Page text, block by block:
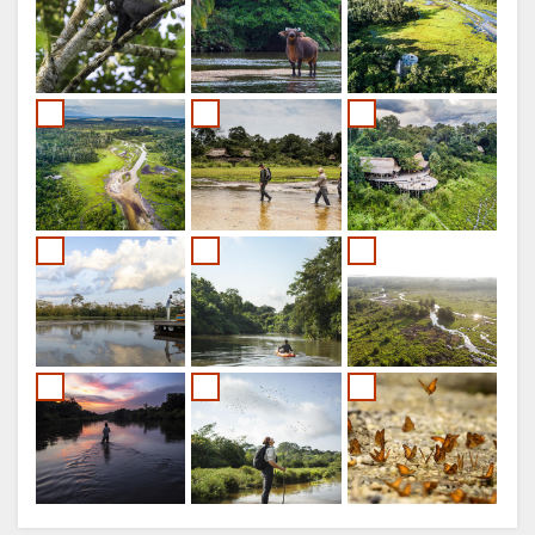
PORTUGISISK
SWEDISH
DANISH
CHINESE
(SIMPLIFIED)
ENGELSK